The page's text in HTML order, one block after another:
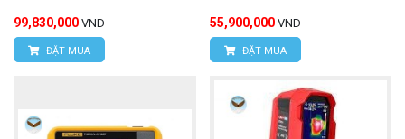
99,830,000 VND
ĐẶT MUA
55,900,000 VND
ĐẶT MUA